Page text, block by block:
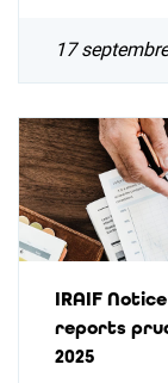
17
IRAIF
reports
2025